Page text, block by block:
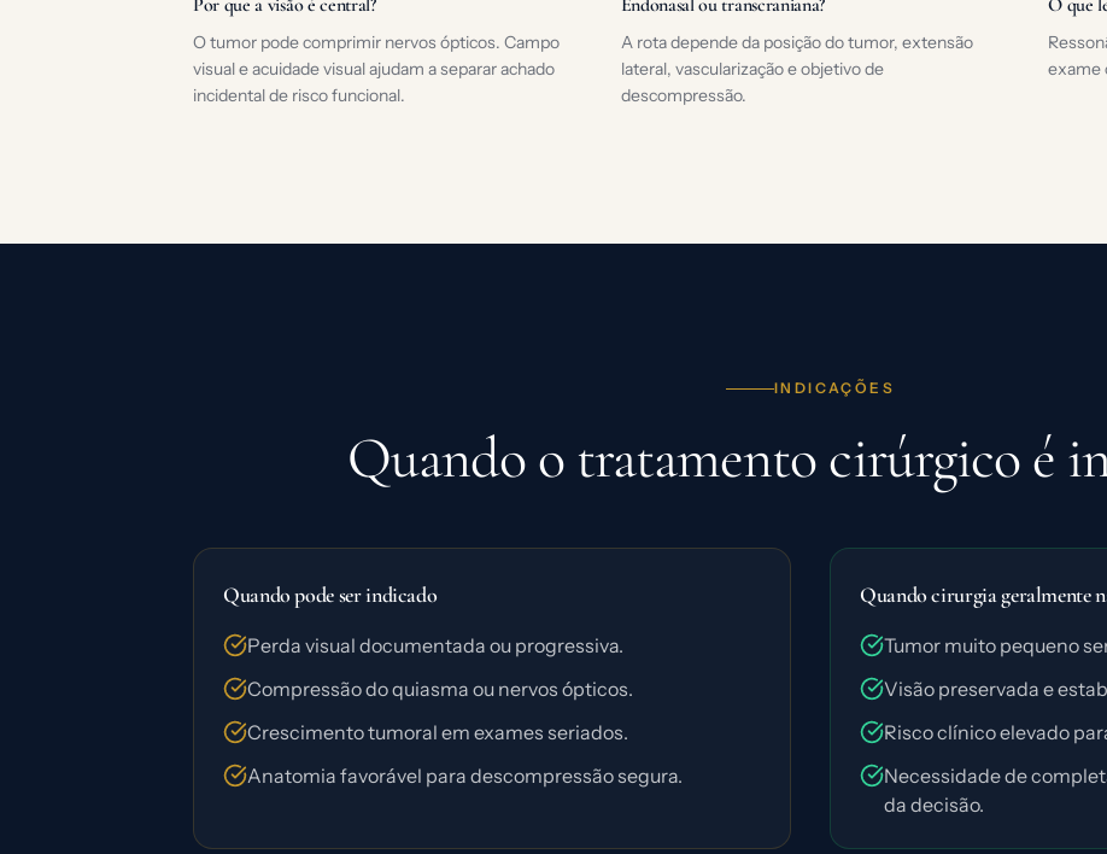
Por que a visão é central?
O tumor pode comprimir nervos ópticos. Campo
visual e acuidade visual ajudam a separar achado
incidental de risco funcional.
Endonasal ou transcraniana?
A rota depende da posição do tumor, extensão
lateral, vascularização e objetivo de
descompressão.
O que
exame
INDICAÇÕES
Quando o tratamento cirúrgico é
Quando pode ser indicado
Perda visual documentada ou progressiva.
Compressão do quiasma ou nervos ópticos.
Crescimento tumoral em exames seriados.
Anatomia favorável para descompressão segura.
Quando cirurgia geralmente
Tumor muito pequeno
Visão preservada e
Risco clínico elevado
Necessidade de
da decisão.